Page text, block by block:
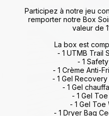
Participez à notre jeu
remporter notre Box
valeur de
La box est
- 1 UTMB Trail
- 1
- 1 Crème Anti-
- 1 Gel
- 1 Gel
- 1 Gel
- 1 Gel Toe
- 1 Dryer Bag